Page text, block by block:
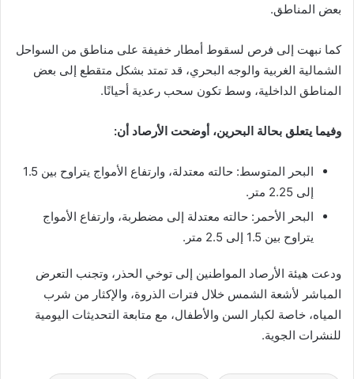
بعض المناطق.
كما نبهت إلى فرص لسقوط أمطار خفيفة على مناطق من السواحل
الشمالية الغربية والوجه البحري، قد تمتد بشكل متقطع إلى بعض
المناطق الداخلية، وسط تكون سحب رعدية أحيانًا.
وفيما يتعلق بحالة البحرين، أوضحت الأرصاد أن:
البحر المتوسط: حالته معتدلة، وارتفاع الأمواج يتراوح بين 1.5
إلى 2.25 متر.
البحر الأحمر: حالته معتدلة إلى مضطربة، وارتفاع الأمواج
يتراوح بين 1.5 إلى 2.5 متر.
ودعت هيئة الأرصاد المواطنين إلى توخي الحذر، وتجنب التعرض
المباشر لأشعة الشمس خلال فترات الذروة، والإكثار من شرب
المياه، خاصة لكبار السن والأطفال، مع متابعة التحديثات اليومية
للنشرات الجوية.